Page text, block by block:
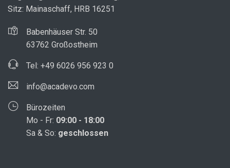
Sitz: Mainaschaff, HRB 16251
Babenhäuser Str. 50
63762 Großostheim
Tel: +49 6026 956 923 0
info@acadevo.com
Bürozeiten
Mo - Fr: 09:00 - 18:00
Sa & So: geschlossen